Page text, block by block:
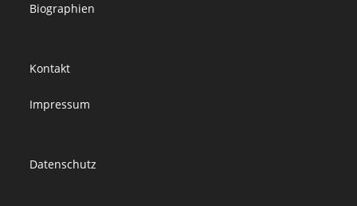
Biographien
Kontakt
Impressum
Datenschutz